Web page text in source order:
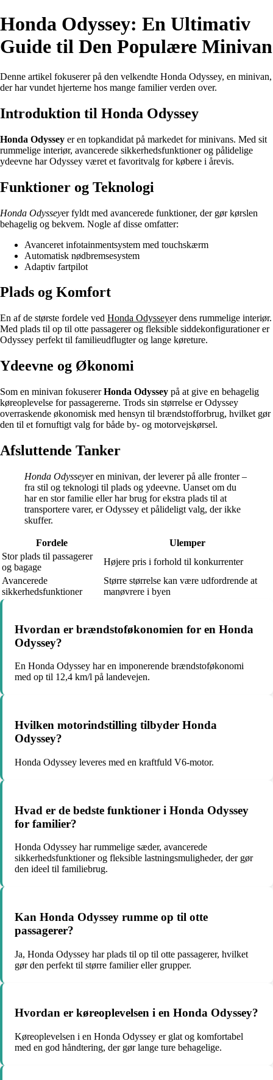
Honda Odyssey: En Ultimativ
Guide til Den Populære Minivan
Denne artikel fokuserer på den velkendte Honda Odyssey, en minivan,
der har vundet hjerterne hos mange familier verden over.
Introduktion til Honda Odyssey
Honda Odyssey er en topkandidat på markedet for minivans. Med sit
rummelige interiør, avancerede sikkerhedsfunktioner og pålidelige
ydeevne har Odyssey været et favoritvalg for købere i årevis.
Funktioner og Teknologi
Honda Odysseyer fyldt med avancerede funktioner, der gør kørslen
behagelig og bekvem. Nogle af disse omfatter:
Avanceret infotainmentsystem med touchskærm
Automatisk nødbremsesystem
Adaptiv fartpilot
Plads og Komfort
En af de største fordele ved Honda Odysseyer dens rummelige interiør.
Med plads til op til otte passagerer og fleksible siddekonfigurationer er
Odyssey perfekt til familieudflugter og lange køreture.
Ydeevne og Økonomi
Som en minivan fokusererHonda Odyssey på at give en behagelig
køreoplevelse for passagererne. Trods sin størrelse er Odyssey
overraskende økonomisk med hensyn til brændstofforbrug, hvilket gør
den til et fornuftigt valg for både by- og motorvejskørsel.
Afsluttende Tanker
Honda Odysseyer en minivan, der leverer på alle fronter –
fra stil og teknologi til plads og ydeevne. Uanset om du
har en stor familie eller har brug for ekstra plads til at
transportere varer, er Odyssey et pålideligt valg, der ikke
skuffer.
Fordele
Ulemper
Stor plads til passagerer
og bagage
Højere pris i forhold til konkurrenter
Avancerede
sikkerhedsfunktioner
Større størrelse kan være udfordrende at
manøvrere i byen
Hvordan er brændstoføkonomien for en Honda
Odyssey?
En Honda Odyssey har en imponerende brændstoføkonomi
med op til 12,4 km/l på landevejen.
Hvilken motorindstilling tilbyder Honda
Odyssey?
Honda Odyssey leveres med en kraftfuld V6-motor.
Hvad er de bedste funktioner i Honda Odyssey
for familier?
Honda Odyssey har rummelige sæder, avancerede
sikkerhedsfunktioner og fleksible lastningsmuligheder, der gør
den ideel til familiebrug.
Kan Honda Odyssey rumme op til otte
passagerer?
Ja, Honda Odyssey har plads til op til otte passagerer, hvilket
gør den perfekt til større familier eller grupper.
Hvordan er køreoplevelsen i en Honda Odyssey?
Køreoplevelsen i en Honda Odyssey er glat og komfortabel
med en god håndtering, der gør lange ture behagelige.